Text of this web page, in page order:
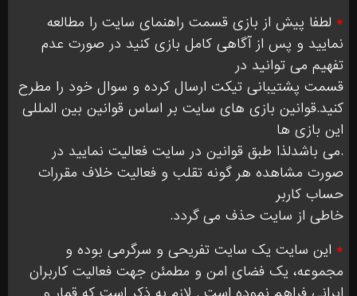
* لطفا پیش از بازی قسمت راهنمای سایت را مطالعه
نمایید و پس از آگاهی کامل بازی کنید در صورت عدم
تفهیم می توانید در
قسمت پشتیبانی تیکت ارسال کرده و سوال خود را مطرح
کنید.قوانین بازی های سایت بر اساس قوانین بین المللی
این بازی ها
.می باشدلذا طبق قوانین در سایت فعالیت نمایید در
صورت مشاهده هر گونه تقلب و فعالیت خلاف مقررات
حساب کاربر
خاطی از سایت حذف می گردد.
* این سایت یک سایت تفریحی و سرگرمی بوده و
مجموعه، یک فضای امن و مطمئن جهت فعالیت کاربران